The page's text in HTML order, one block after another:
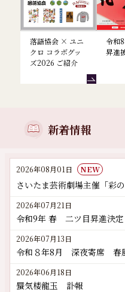
落語協会 × ユニ
クロ コラボグッ
ズ2026 ご紹介
令和
昇進
新着情報
2026年08月01日 NEW
さいたま芸術劇場主催「彩の
2026年07月21日
令和9年 春 二ツ目昇進決定
2026年07月13日
令和８年8月 深夜寄席 春
2026年06月18日
蜃気楼龍玉 訃報